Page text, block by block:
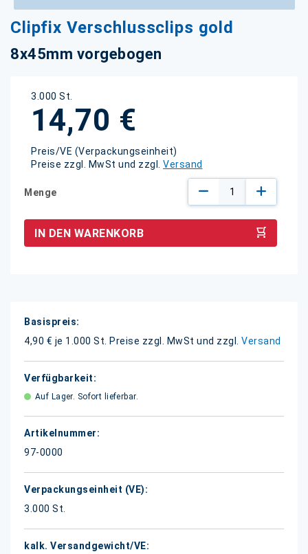
Clipfix Verschlussclips gold
8x45mm vorgebogen
3.000 St.
14,70 €
Preis/VE (Verpackungseinheit)
Preise zzgl. MwSt und zzgl. Versand
Menge
IN DEN WARENKORB
Weitere
Informationen
4,90 € je 1.000 St. Preise zzgl. MwSt und zzgl. Versand
Auf Lager. Sofort lieferbar.
97-0000
3.000 St.
Zum
Anfang
der
Bildgalerie